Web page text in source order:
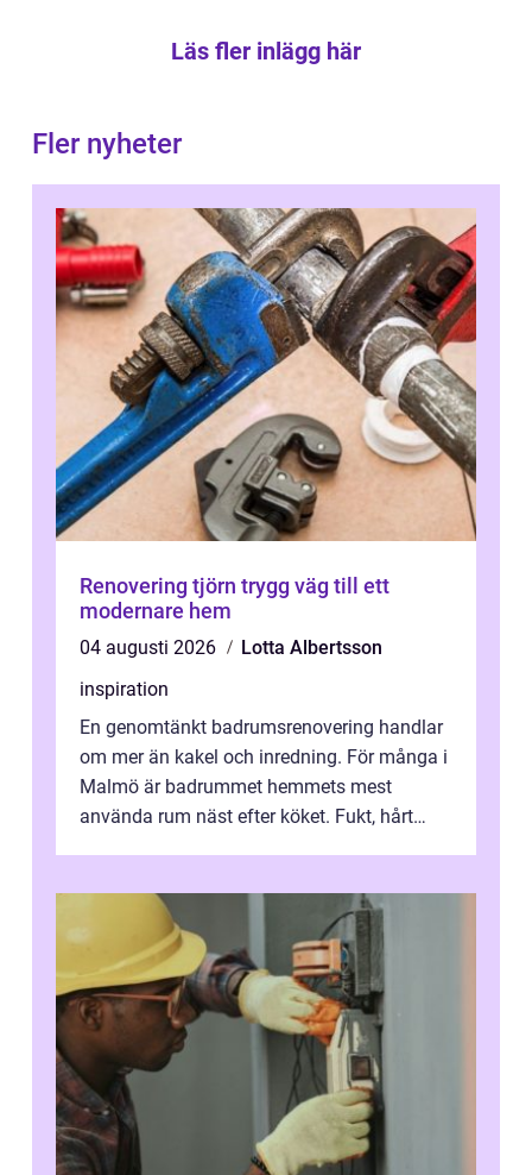
Läs fler inlägg här
Fler nyheter
Renovering tjörn trygg väg till ett
modernare hem
04 augusti 2026
Lotta Albertsson
inspiration
En genomtänkt badrumsrenovering handlar
om mer än kakel och inredning. För många i
Malmö är badrummet hemmets mest
använda rum näst efter köket. Fukt, hårt